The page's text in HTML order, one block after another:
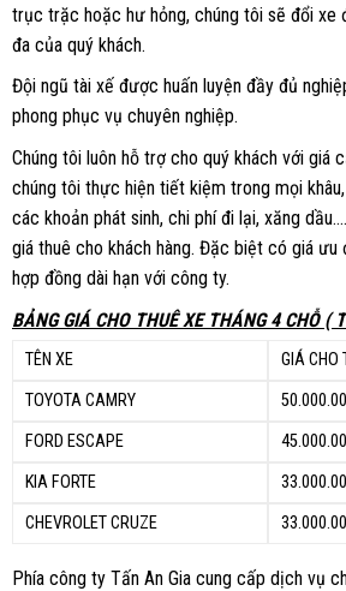
trục trặc hoặc hư hỏng, chúng tôi sẽ đổi xe
đa của quý khách.
Đội ngũ tài xế được huấn luyện đầy đủ
phong phục vụ chuyên nghiệp.
Chúng tôi luôn hỗ trợ cho quý khách với giá
chúng tôi thực hiện tiết kiệm trong mọi
các khoản phát sinh, chi phí đi lại, xăng
giá thuê cho khách hàng. Đặc biệt có giá ưu
hợp đồng dài hạn với công ty.
BẢNG GIÁ CHO THUÊ XE THÁNG 4 CHỖ (
TÊN XE
GIÁ CHO
TOYOTA CAMRY
FORD ESCAPE
KIA FORTE
CHEVROLET CRUZE
Phía công ty Tấn An Gia cung cấp dịch vụ